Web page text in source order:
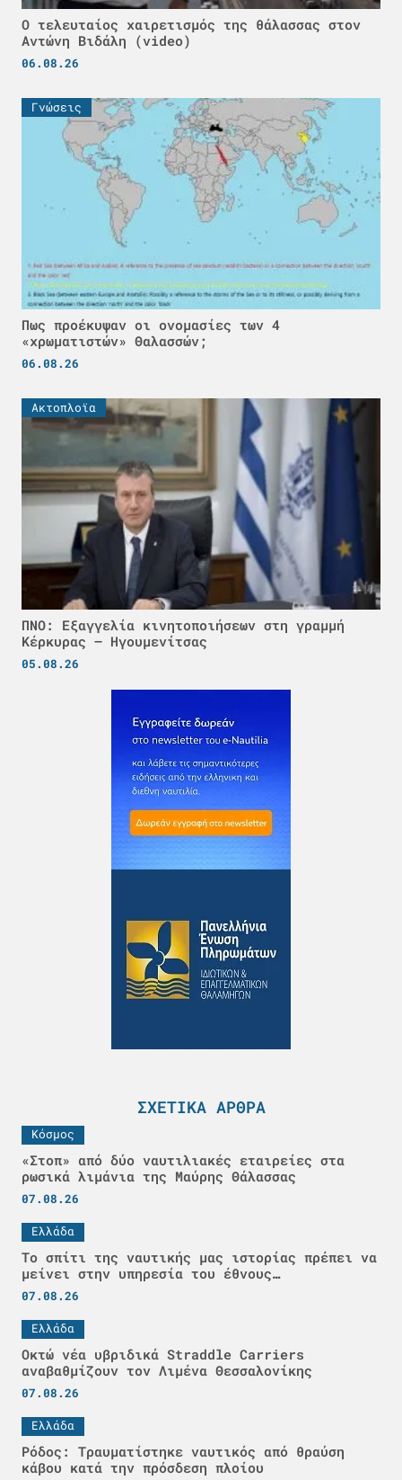
Ο τελευταίος χαιρετισμός της θάλασσας στον
Αντώνη Βιδάλη (video)
06.08.26
Γνώσεις
Πως προέκυψαν οι ονομασίες των 4
«χρωματιστών» Θαλασσών;
06.08.26
Ακτοπλοϊα
ΠΝΟ: Εξαγγελία κινητοποιήσεων στη γραμμή
Κέρκυρας – Ηγουμενίτσας
05.08.26
ΣΧΕΤΙΚΆ ΆΡΘΡΑ
Κόσμος
«Στοπ» από δύο ναυτιλιακές εταιρείες στα
ρωσικά λιμάνια της Μαύρης Θάλασσας
07.08.26
Ελλάδα
Το σπίτι της ναυτικής μας ιστορίας πρέπει να
μείνει στην υπηρεσία του έθνους…
07.08.26
Ελλάδα
Οκτώ νέα υβριδικά Straddle Carriers
αναβαθμίζουν τον Λιμένα Θεσσαλονίκης
07.08.26
Ελλάδα
Ρόδος: Τραυματίστηκε ναυτικός από θραύση
κάβου κατά την πρόσδεση πλοίου